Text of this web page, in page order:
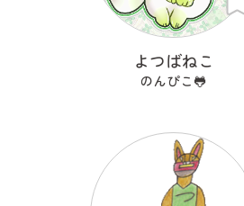
よつばねこ
のんぴこ🐸